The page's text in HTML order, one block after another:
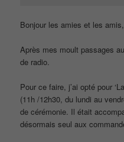
Bonjour les amies et les amis,
Après mes moult passages
de radio.
Pour ce faire, j’ai opté pour
(11h /12h30, du lundi au
de cérémonie. Il était
désormais seul aux